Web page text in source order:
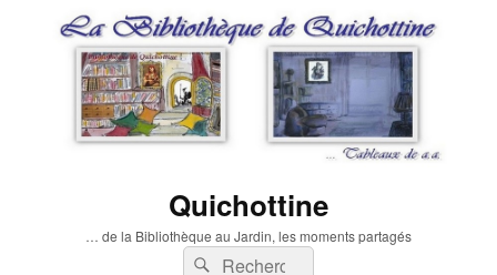
Quichottine
… de la Bibliothèque au Jardin, les moments partagés
Recherche :
Rechercher